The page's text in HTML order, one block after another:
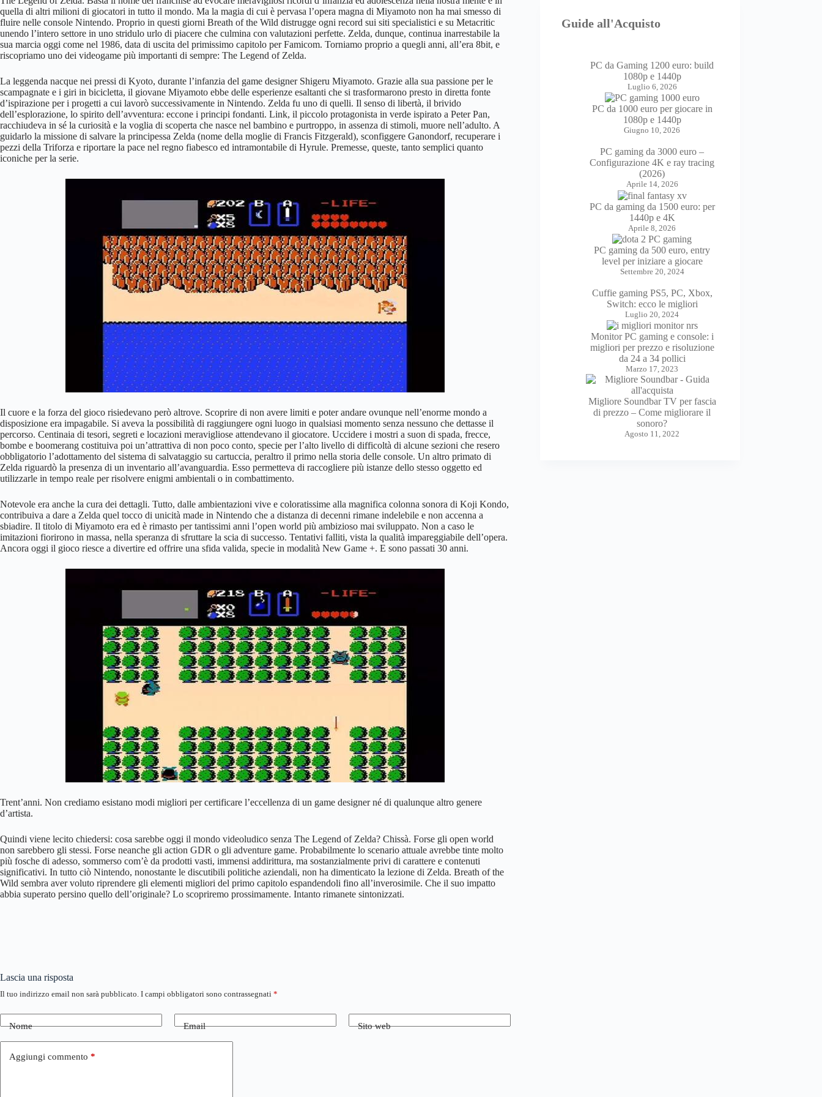
quella di altri milioni di giocatori in tutto il mondo. Ma la magia di cui è pervasa l’opera magna di Miyamoto non ha mai smesso di
fluire nelle console Nintendo. Proprio in questi giorni Breath of the Wild distrugge ogni record sui siti specialistici e su Metacritic
unendo l’intero settore in uno stridulo urlo di piacere che culmina con valutazioni perfette. Zelda, dunque, continua inarrestabile la
sua marcia oggi come nel 1986, data di uscita del primissimo capitolo per Famicom. Torniamo proprio a quegli anni, all’era 8bit, e
riscopriamo uno dei videogame più importanti di sempre: The Legend of Zelda.
La leggenda nacque nei pressi di Kyoto, durante l’infanzia del game designer Shigeru Miyamoto. Grazie alla sua passione per le
scampagnate e i giri in bicicletta, il giovane Miyamoto ebbe delle esperienze esaltanti che si trasformarono presto in diretta fonte
d’ispirazione per i progetti a cui lavorò successivamente in Nintendo. Zelda fu uno di quelli. Il senso di libertà, il brivido
dell’esplorazione, lo spirito dell’avventura: eccone i principi fondanti. Link, il piccolo protagonista in verde ispirato a Peter Pan,
racchiudeva in sé la curiosità e la voglia di scoperta che nasce nel bambino e purtroppo, in assenza di stimoli, muore nell’adulto. A
guidarlo la missione di salvare la principessa Zelda (nome della moglie di Francis Fitzgerald), sconfiggere Ganondorf, recuperare i
pezzi della Triforza e riportare la pace nel regno fiabesco ed intramontabile di Hyrule. Premesse, queste, tanto semplici quanto
iconiche per la serie.
Il cuore e la forza del gioco risiedevano però altrove. Scoprire di non avere limiti e poter andare ovunque nell’enorme mondo a
disposizione era impagabile. Si aveva la possibilità di raggiungere ogni luogo in qualsiasi momento senza nessuno che dettasse il
percorso. Centinaia di tesori, segreti e locazioni meravigliose attendevano il giocatore. Uccidere i mostri a suon di spada, frecce,
bombe e boomerang costituiva poi un’attrattiva di non poco conto, specie per l’alto livello di difficoltà di alcune sezioni che resero
obbligatorio l’adottamento del sistema di salvataggio su cartuccia, peraltro il primo nella storia delle console. Un altro primato di
Zelda riguardò la presenza di un inventario all’avanguardia. Esso permetteva di raccogliere più istanze dello stesso oggetto ed
utilizzarle in tempo reale per risolvere enigmi ambientali o in combattimento.
Notevole era anche la cura dei dettagli. Tutto, dalle ambientazioni vive e coloratissime alla magnifica colonna sonora di Koji Kondo,
contribuiva a dare a Zelda quel tocco di unicità made in Nintendo che a distanza di decenni rimane indelebile e non accenna a
sbiadire. Il titolo di Miyamoto era ed è rimasto per tantissimi anni l’open world più ambizioso mai sviluppato. Non a caso le
imitazioni fiorirono in massa, nella speranza di sfruttare la scia di successo. Tentativi falliti, vista la qualità impareggiabile dell’opera.
Ancora oggi il gioco riesce a divertire ed offrire una sfida valida, specie in modalità New Game +. E sono passati 30 anni.
Trent’anni. Non crediamo esistano modi migliori per certificare l’eccellenza di un game designer né di qualunque altro genere
d’artista.
Quindi viene lecito chiedersi: cosa sarebbe oggi il mondo videoludico senza The Legend of Zelda? Chissà. Forse gli open world
non sarebbero gli stessi. Forse neanche gli action GDR o gli adventure game. Probabilmente lo scenario attuale avrebbe tinte molto
più fosche di adesso, sommerso com’è da prodotti vasti, immensi addirittura, ma sostanzialmente privi di carattere e contenuti
significativi. In tutto ciò Nintendo, nonostante le discutibili politiche aziendali, non ha dimenticato la lezione di Zelda. Breath of the
Wild sembra aver voluto riprendere gli elementi migliori del primo capitolo espandendoli fino all’inverosimile. Che il suo impatto
abbia superato persino quello dell’originale? Lo scopriremo prossimamente. Intanto rimanete sintonizzati.
Guide all'Acquisto
PC da Gaming 1200 euro: build
1080p e 1440p
Luglio 6, 2026
PC da 1000 euro per giocare in
1080p e 1440p
Giugno 10, 2026
PC gaming da 3000 euro –
Configurazione 4K e ray tracing
(2026)
Aprile 14, 2026
PC da gaming da 1500 euro: per
1440p e 4K
Aprile 8, 2026
PC gaming da 500 euro, entry
level per iniziare a giocare
Settembre 20, 2024
Cuffie gaming PS5, PC, Xbox,
Switch: ecco le migliori
Luglio 20, 2024
Monitor PC gaming e console: i
migliori per prezzo e risoluzione
da 24 a 34 pollici
Marzo 17, 2023
Migliore Soundbar TV per fascia
di prezzo – Come migliorare il
sonoro?
Agosto 11, 2022
Lascia una risposta
Il tuo indirizzo email non sarà pubblicato. I campi obbligatori sono contrassegnati *
Nome Email Sito web
Aggiungi commento *